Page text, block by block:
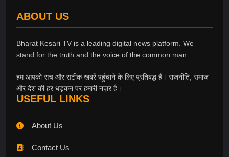
ABOUT US
Bharat Kesari TV is a leading digital news platform. We
stand for the truth and the voice of the common man.
हम आपको सच और सटीक खबरें पहुंचाने के लिए प्रतिबद्ध हैं। राजनीति, समाज
और देश की हर धड़कन पर हमारी नज़र है।
USEFUL LINKS
About Us
Contact Us